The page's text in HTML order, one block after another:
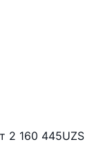
2 160 445UZS